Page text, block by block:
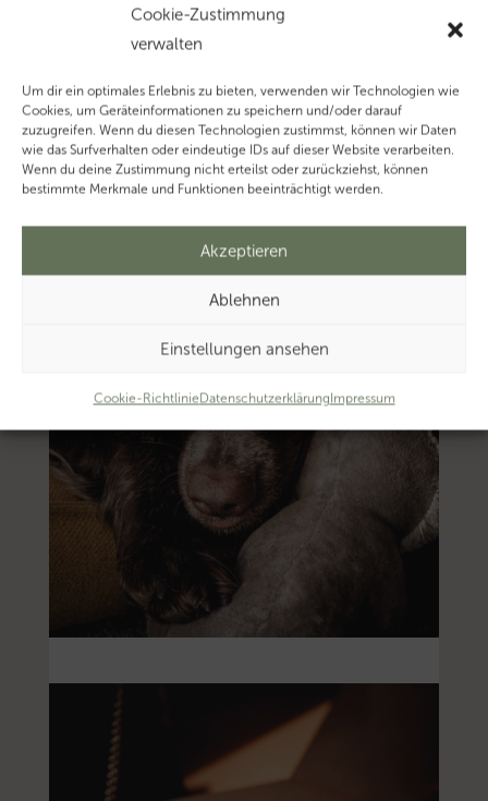
Cookie-Zustimmung
verwalten
Um dir ein optimales Erlebnis zu bieten, verwenden wir Technologien wie
Cookies, um Geräteinformationen zu speichern und/oder darauf
zuzugreifen. Wenn du diesen Technologien zustimmst, können wir Daten
wie das Surfverhalten oder eindeutige IDs auf dieser Website verarbeiten.
Wenn du deine Zustimmung nicht erteilst oder zurückziehst, können
bestimmte Merkmale und Funktionen beeinträchtigt werden.
Akzeptieren
Ablehnen
Einstellungen ansehen
Cookie-RichtlinieDatenschutzerklärungImpressum